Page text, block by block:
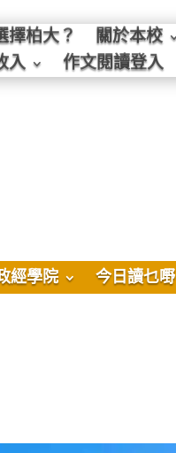
擇柏大？ 關於本校
入
作文閱讀登入
經學院 今日讀乜嘢